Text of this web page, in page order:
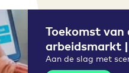
Toekomst van
arbeidsmarkt
Aan de slag met